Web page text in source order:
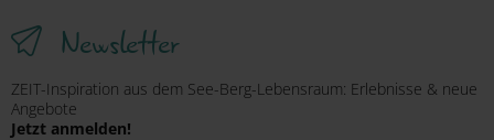
Newsletter
ZEIT-Inspiration aus dem See-Berg-Lebensraum: Erlebnisse & neue
Angebote
Jetzt anmelden!